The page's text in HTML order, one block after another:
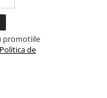
promotiile
Politica de